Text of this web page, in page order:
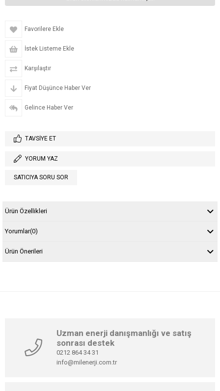
Favorilere Ekle
İstek Listeme Ekle
Karşılaştır
Fiyat Düşünce Haber Ver
Gelince Haber Ver
TAVSIYE ET
YORUM YAZ
SATICIYA SORU SOR
Ürün Özellikleri
Yorumlar(0)
Ürün Önerileri
Uzman enerji danışmanlığı ve satış
sonrası destek
0212 864 34 31
info@milenerji.com.tr